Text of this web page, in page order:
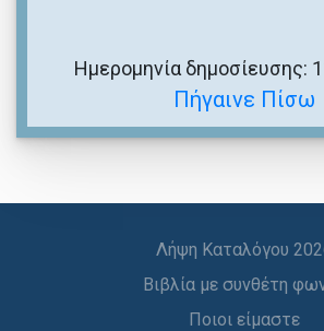
Πήγαινε Πίσω
Ημερομηνία δημοσίευσης:
Λήψη Καταλόγου
Βιβλία με συνθέτη
Ποιοι είμαστε